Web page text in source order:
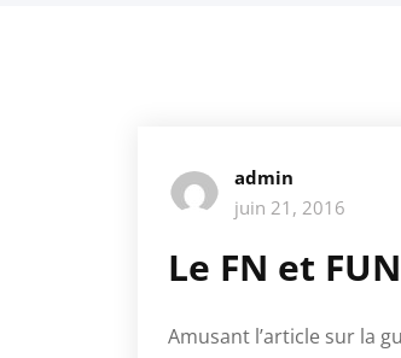
admin
juin 21, 2016
Le FN et
Amusant l’article sur la